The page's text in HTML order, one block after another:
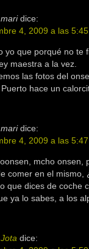
mari dice:
4, 2009 a las
yo que porqué no te
maestra a la vez.
las fotos del
Puerto hace un
mari dice:
4, 2009 a las
mcho onsen,
comer en el mismo,
que dices de coche
ya lo sabes, a los
Jota dice: